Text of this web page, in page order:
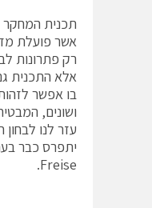
אלא התכנית
בו אפשר
עזר לנו
יתפרס כבר
Freise.